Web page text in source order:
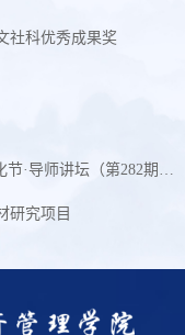
社科优秀成果奖
研究项目